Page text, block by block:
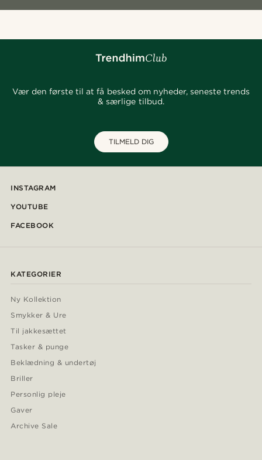
Vær den første til at få besked om nyheder, seneste trends
& særlige tilbud.
TILMELD DIG
INSTAGRAM
YOUTUBE
FACEBOOK
KATEGORIER
Ny Kollektion
Smykker & Ure
Til jakkesættet
Tasker & punge
Beklædning & undertøj
Briller
Personlig pleje
Gaver
Archive Sale